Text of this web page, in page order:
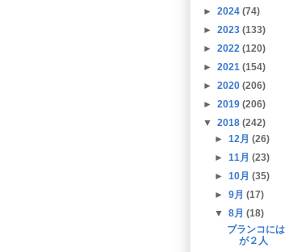
► 2024 (74)
► 2023 (133)
► 2022 (120)
► 2021 (154)
► 2020 (206)
► 2019 (206)
▼ 2018 (242)
►12月(26)
►11月(23)
►10月(35)
►9月(17)
▼8月(18)
ブランコに
が２人